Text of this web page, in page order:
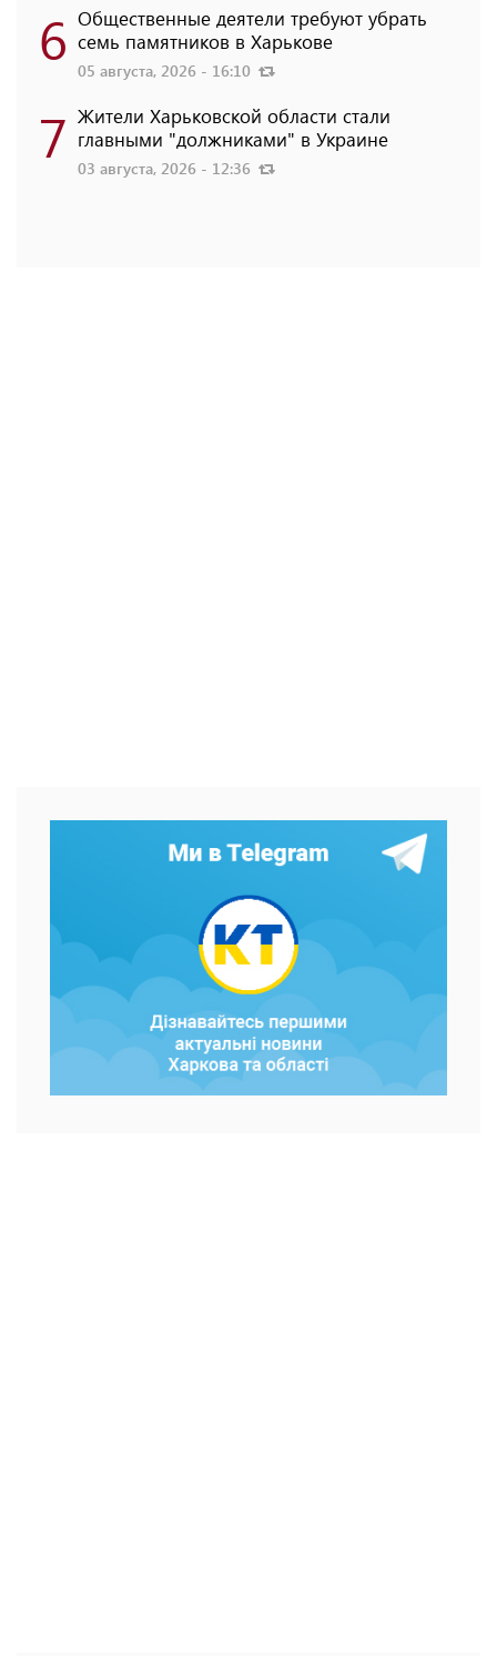
6 Общественные деятели требуют убрать
семь памятников в Харькове
05 августа, 2026 - 16:10
7 Жители Харьковской области стали
главными "должниками" в Украине
03 августа, 2026 - 12:36